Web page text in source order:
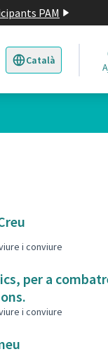
PAM
Català
Triar la llengua
i conviure
per a
i conviure